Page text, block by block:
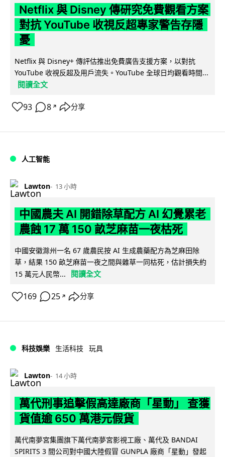
Netflix 與 Disney 傳研究免費觀看方案
對抗 YouTube 收視反超專家警告存隱
憂
Netflix 與 Disney+ 傳評估推出免費廣告支援方案，以對抗
YouTube 收視反超及用戶流失。YouTube 全球日均觀看時間...
閱讀全文
93 8 ↗ 分享
人工智能
Lawton 13 小時
中國農夫 AI 開錯除草配方 AI 幻覺累老
農蝕 17 萬 150 畝芝麻苗一夜枯死
中國安徽滁州一名 67 歲農民按 AI 生成農藥配方為芝麻田除
草，結果 150 畝芝麻苗一夜之間與雜草一同枯死，估計損失約
15 萬元人民幣...
閱讀全文
169 25 ↗ 分享
科技娛樂 生活科技 玩具
Lawton 14 小時
萬代刑事追擊假高達廠商「星動」 查獲
貨值逾 650 萬港元假貨
萬代南夢宮集團旗下萬代南夢宮影視工廠、萬代及 BANDAI
SPIRITS 3 間公司對中國大陸假冒 GUNPLA 廠商「星動」發起